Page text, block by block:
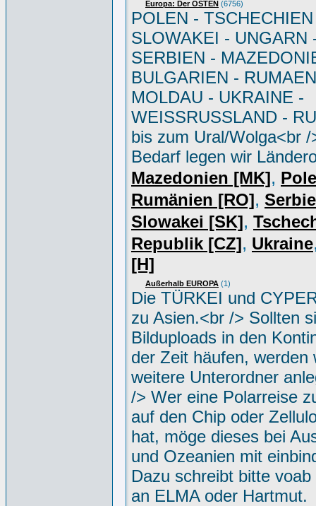
Europa: Der OSTEN (6756)
POLEN -
SLOWAKEI - UNGARN
SERBIEN -
BULGARIEN -
MOLDAU - UKRAINE -
WEISSRUSSLAND -
bis zum Ural/Wolga<br /
Bedarf legen wir
Mazedonien [MK],
Rumänien [RO],
Slowakei [SK],
Republik [CZ], Ukraine
[H]
Außerhalb EUROPA (1)
Die TÜRKEI und
zu Asien.<br /> Sollten
Bilduploads in den
der Zeit häufen, werden
weitere Unterordner
/> Wer eine Polarreise
auf den Chip oder
hat, möge dieses bei
und Ozeanien mit
Dazu schreibt bitte
an ELMA oder Hartmut.